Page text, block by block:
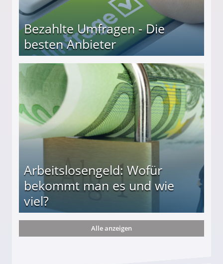
Bezahlte Umfragen - Die
besten Anbieter
Arbeitslosengeld: Wofür
bekommt man es und wie
viel?
und wie viel?
Alle anzeigen